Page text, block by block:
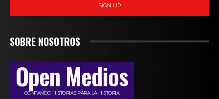
SIGN UP
SOBRE NOSOTROS
Open Medios
CONTANDO HISTORIAS PARA LA HISTORIA